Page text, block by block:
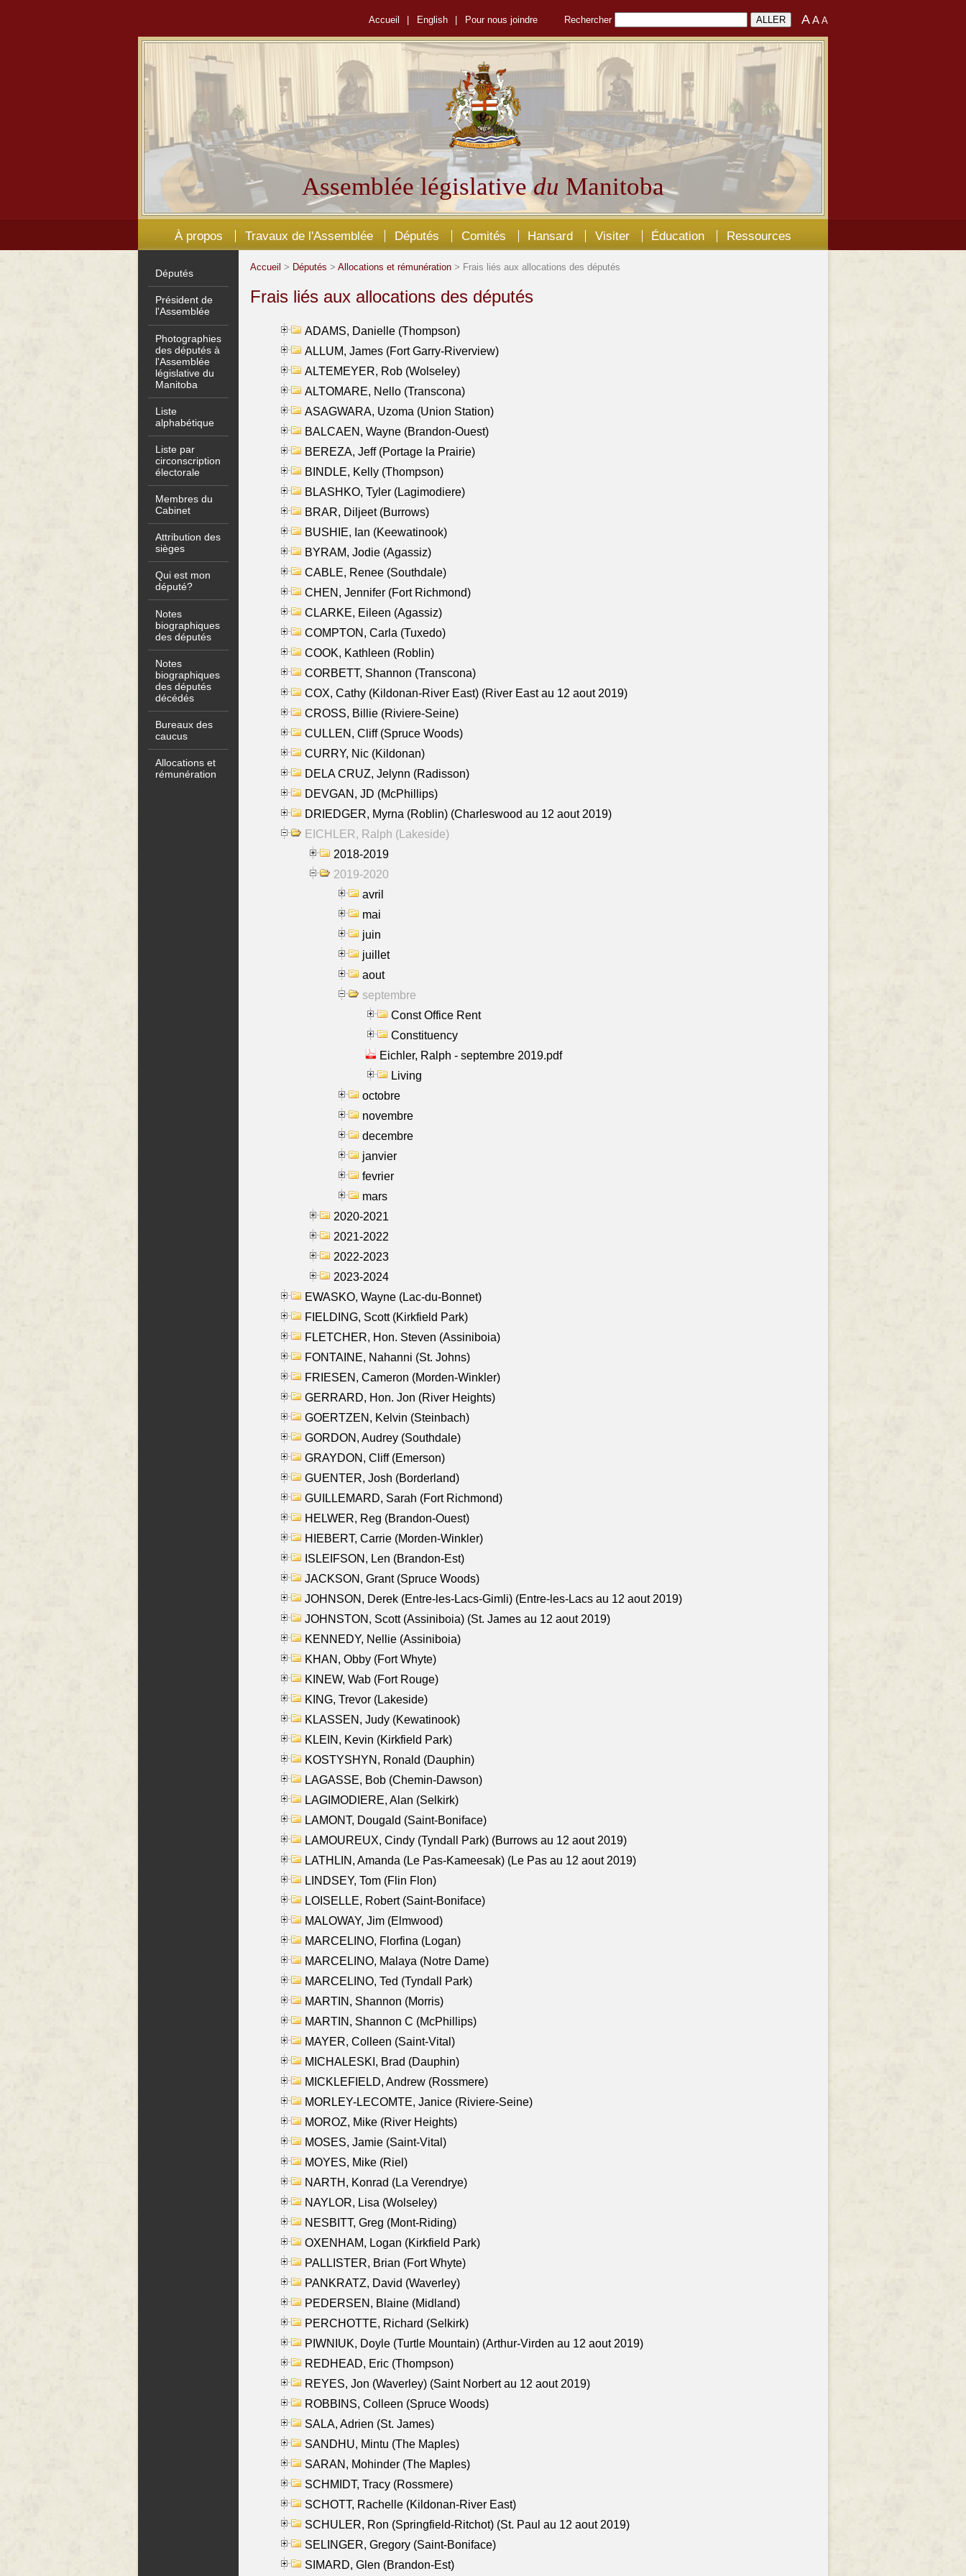
Accueil English Pour nous joindre Rechercher AA A
Assemblée législativedu Manitoba
À propos Travaux de l'Assemblée Députés Comités Hansard Visiter Éducation Ressources
Députés
Président de
l'Assemblée
Photographies
des députés à
l'Assemblée
législative du
Manitoba
Liste
alphabétique
Liste par
circonscription
électorale
Membres du
Cabinet
Attribution des
sièges
Qui est mon
député?
Notes
biographiques
des députés
Notes
biographiques
des députés
décédés
Bureaux des
caucus
Allocations et
rémunération
Accueil > Députés > Allocations et rémunération > Frais liés aux allocations des députés
Frais liés aux allocations des députés
ADAMS, Danielle (Thompson)
ALLUM, James (Fort Garry-Riverview)
ALTEMEYER, Rob (Wolseley)
ALTOMARE, Nello (Transcona)
ASAGWARA, Uzoma (Union Station)
BALCAEN, Wayne (Brandon-Ouest)
BEREZA, Jeff (Portage la Prairie)
BINDLE, Kelly (Thompson)
BLASHKO, Tyler (Lagimodiere)
BRAR, Diljeet (Burrows)
BUSHIE, Ian (Keewatinook)
BYRAM, Jodie (Agassiz)
CABLE, Renee (Southdale)
CHEN, Jennifer (Fort Richmond)
CLARKE, Eileen (Agassiz)
COMPTON, Carla (Tuxedo)
COOK, Kathleen (Roblin)
CORBETT, Shannon (Transcona)
COX, Cathy (Kildonan-River East) (River East au 12 aout 2019)
CROSS, Billie (Riviere-Seine)
CULLEN, Cliff (Spruce Woods)
CURRY, Nic (Kildonan)
DELA CRUZ, Jelynn (Radisson)
DEVGAN, JD (McPhillips)
DRIEDGER, Myrna (Roblin) (Charleswood au 12 aout 2019)
EICHLER, Ralph (Lakeside)
2018-2019
2019-2020
avril
mai
juin
juillet
aout
septembre
Const Office Rent
Constituency
Eichler, Ralph - septembre 2019.pdf
Living
octobre
novembre
decembre
janvier
fevrier
mars
2020-2021
2021-2022
2022-2023
2023-2024
EWASKO, Wayne (Lac-du-Bonnet)
FIELDING, Scott (Kirkfield Park)
FLETCHER, Hon. Steven (Assiniboia)
FONTAINE, Nahanni (St. Johns)
FRIESEN, Cameron (Morden-Winkler)
GERRARD, Hon. Jon (River Heights)
GOERTZEN, Kelvin (Steinbach)
GORDON, Audrey (Southdale)
GRAYDON, Cliff (Emerson)
GUENTER, Josh (Borderland)
GUILLEMARD, Sarah (Fort Richmond)
HELWER, Reg (Brandon-Ouest)
HIEBERT, Carrie (Morden-Winkler)
ISLEIFSON, Len (Brandon-Est)
JACKSON, Grant (Spruce Woods)
JOHNSON, Derek (Entre-les-Lacs-Gimli) (Entre-les-Lacs au 12 aout 2019)
JOHNSTON, Scott (Assiniboia) (St. James au 12 aout 2019)
KENNEDY, Nellie (Assiniboia)
KHAN, Obby (Fort Whyte)
KINEW, Wab (Fort Rouge)
KING, Trevor (Lakeside)
KLASSEN, Judy (Kewatinook)
KLEIN, Kevin (Kirkfield Park)
KOSTYSHYN, Ronald (Dauphin)
LAGASSE, Bob (Chemin-Dawson)
LAGIMODIERE, Alan (Selkirk)
LAMONT, Dougald (Saint-Boniface)
LAMOUREUX, Cindy (Tyndall Park) (Burrows au 12 aout 2019)
LATHLIN, Amanda (Le Pas-Kameesak) (Le Pas au 12 aout 2019)
LINDSEY, Tom (Flin Flon)
LOISELLE, Robert (Saint-Boniface)
MALOWAY, Jim (Elmwood)
MARCELINO, Florfina (Logan)
MARCELINO, Malaya (Notre Dame)
MARCELINO, Ted (Tyndall Park)
MARTIN, Shannon (Morris)
MARTIN, Shannon C (McPhillips)
MAYER, Colleen (Saint-Vital)
MICHALESKI, Brad (Dauphin)
MICKLEFIELD, Andrew (Rossmere)
MORLEY-LECOMTE, Janice (Riviere-Seine)
MOROZ, Mike (River Heights)
MOSES, Jamie (Saint-Vital)
MOYES, Mike (Riel)
NARTH, Konrad (La Verendrye)
NAYLOR, Lisa (Wolseley)
NESBITT, Greg (Mont-Riding)
OXENHAM, Logan (Kirkfield Park)
PALLISTER, Brian (Fort Whyte)
PANKRATZ, David (Waverley)
PEDERSEN, Blaine (Midland)
PERCHOTTE, Richard (Selkirk)
PIWNIUK, Doyle (Turtle Mountain) (Arthur-Virden au 12 aout 2019)
REDHEAD, Eric (Thompson)
REYES, Jon (Waverley) (Saint Norbert au 12 aout 2019)
ROBBINS, Colleen (Spruce Woods)
SALA, Adrien (St. James)
SANDHU, Mintu (The Maples)
SARAN, Mohinder (The Maples)
SCHMIDT, Tracy (Rossmere)
SCHOTT, Rachelle (Kildonan-River East)
SCHULER, Ron (Springfield-Ritchot) (St. Paul au 12 aout 2019)
SELINGER, Gregory (Saint-Boniface)
SIMARD, Glen (Brandon-Est)